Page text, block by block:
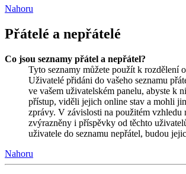
Nahoru
Přátelé a nepřátelé
Co jsou seznamy přátel a nepřátel?
Tyto seznamy můžete použít k rozdělení
Uživatelé přidáni do vašeho seznamu
ve vašem uživatelském panelu, abyste k
přístup, viděli jejich online stav a mohli
zprávy. V závislosti na použitém vzhledu
zvýrazněny i příspěvky od těchto
uživatele do seznamu nepřátel, budou
Nahoru